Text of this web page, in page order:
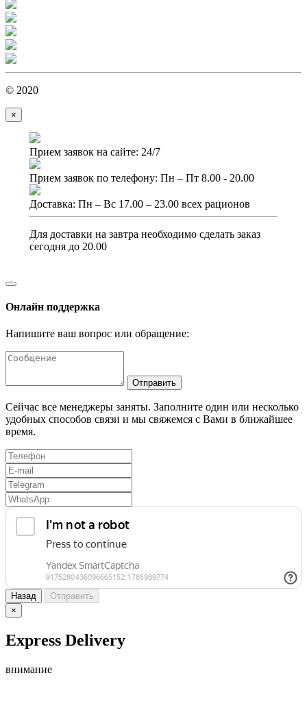
© 2020
×
Прием заявок на сайте: 24/7
Прием заявок по телефону: Пн – Пт 8.00 - 20.00
Доставка: Пн – Вс 17.00 – 23.00 всех рационов
Для доставки на завтра необходимо сделать заказ
сегодня до 20.00
Онлайн поддержка
Напишите ваш вопрос или обращение:
Отправить
Сейчас все менеджеры заняты. Заполните один или несколько
удобных способов связи и мы свяжемся с Вами в ближайшее
время.
Назад
Отправить
×
Express Delivery
внимание